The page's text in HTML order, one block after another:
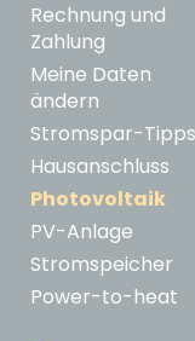
Rechnung und
Zahlung
Meine Daten
ändern
Stromspar-Tipps
Hausanschluss
Photovoltaik
PV-Anlage
Stromspeicher
Power-to-heat